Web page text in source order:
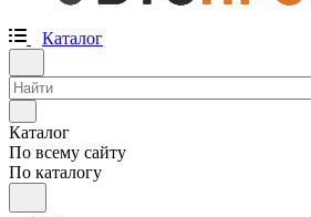
Каталог
Каталог
По всему сайту
По каталогу